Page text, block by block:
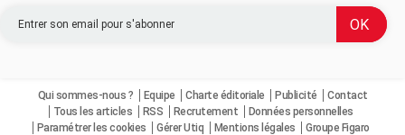
Qui sommes-nous ? Equipe Charte éditoriale Publicité
Contact
Tous les articles
RSS Recrutement
Données personnelles
Paramétrer les cookies
Gérer Utiq Mentions légales Groupe Figaro